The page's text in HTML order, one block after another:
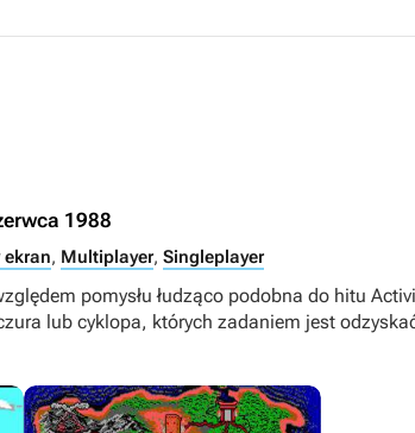
1988
, Multiplayer, Singleplayer
pomysłu łudząco podobna do hitu
lub cyklopa, których zadaniem jest